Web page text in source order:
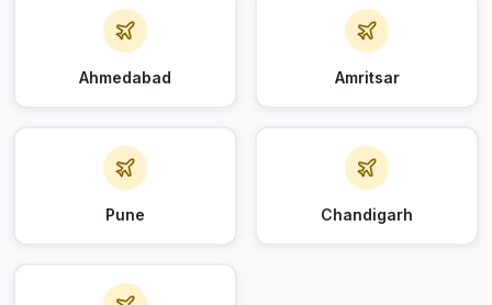
Ahmedabad Amritsar
Pune Chandigarh